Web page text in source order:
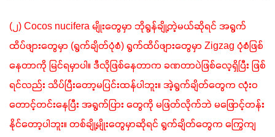
(၂) Cocos nucifera မျိုးတွေမှာ ဘိုရွန်ချို့တဲ့မယ်ဆိုရင် အရွက်
ထိပ်ဖျားတွေမှာ (ရွက်ချိတ်ပုံစံ) ရွက်ထိပ်ဖျားတွေမှာ Zigzag ပုံစံဖြစ်
နေတာကို မြင်ရမှာပါ။ ဒီလိုဖြစ်နေတာက ခဏတာပဲဖြစ်လေ့ရှိပြီး ဖြစ်
ရင်လည်း သိပ်ပြီးတော့မပြင်းထန်ပါဘူး။ အဲ့ရွက်ချိတ်တွေက လုံးဝ
တောင့်တင်းနေပြီး အရွက်ပြား တွေကို မဖြတ်လိုက်ဘဲ မဖြောင့်တန်း
နိုင်တော့ပါဘူး။ တစ်ချို့မျိုးတွေမှာဆိုရင် ရွက်ချိတ်တွေက ကြွေကျ